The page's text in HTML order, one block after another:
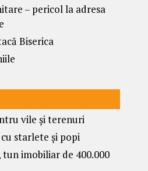
– pericol la adresa
Biserica
vile și terenuri
starlete și popi
imobiliar de 400.000